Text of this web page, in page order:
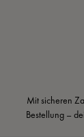
Mit sicheren
Bestellung –